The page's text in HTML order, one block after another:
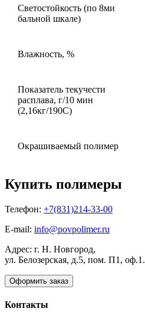
Светостойкость (по 8ми
бальной шкале)
Влажность, %
Показатель текучести
расплава, г/10 мин
(2,16кг/190С)
Окрашиваемый полимер
Купить полимеры
Телефон: +7(831)214-33-00
E-mail: info@povpolimer.ru
Адрес: г. Н. Новгород,
ул. Белозерская, д.5, пом. П1, оф.1.
Оформить заказ
Контакты